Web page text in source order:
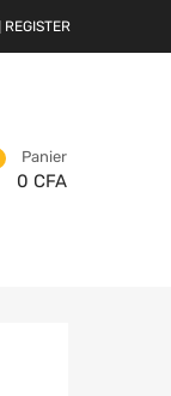
REGISTER
Panier
0 CFA